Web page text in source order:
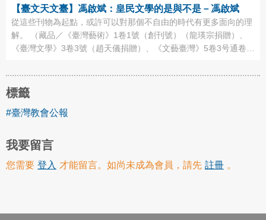
【臺文天文臺】馮啟斌：皇民文學的是與不是－馮啟斌
從這些刊物為起點，或許可以對那個不自由的時代有更多面向的理
解。 （藏品／《臺灣藝術》1卷1號（創刊號）（龍瑛宗捐贈）、
《臺灣文學》3卷3號（趙天儀捐贈）、《文藝臺灣》5卷3号通卷
什麼挑選這個藏品】 臺灣戰後對所謂「皇民文學」的討論，經
常涉及指認、辨別戰爭時期發表的作品，是否為戰爭協力作品，並
據此進行批判，此類討論 ...
標籤
#臺灣教會公報
我要留言
您需要 登入 才能留言。如尚未成為會員，請先 註冊 。